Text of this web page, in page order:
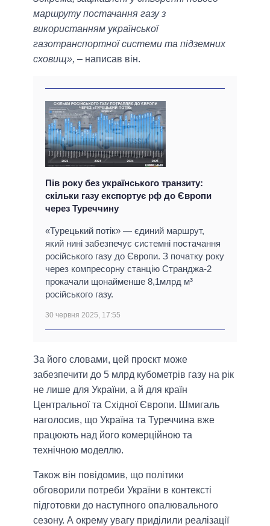
маршруту постачання газу з
використанням української
газотранспортної системи та підземних
сховищ», – написав він.
Пів року без українського транзиту:
скільки газу експортує рф до Європи
через Туреччину
«Турецький потік» — єдиний маршрут,
який нині забезпечує системні постачання
російського газу до Європи. З початку року
через компресорну станцію Странджа-2
прокачали щонайменше 8,1млрд м³
російського газу.
30 червня 2025, 17:55
За його словами, цей проєкт може
забезпечити до 5 млрд кубометрів газу на рік
не лише для України, а й для країн
Центральної та Східної Європи. Шмигаль
наголосив, що Україна та Туреччина вже
працюють над його комерційною та
технічною моделлю.
Також він повідомив, що політики
обговорили потреби України в контексті
підготовки до наступного опалювального
сезону. А окрему увагу приділили реалізації